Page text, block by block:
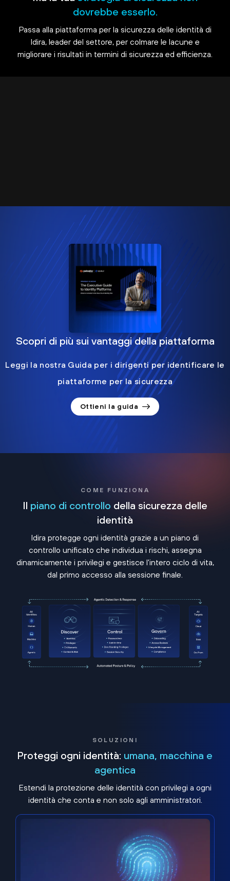
dovrebbe esserlo.
Passa alla piattaforma per la sicurezza delle identità di
Idira, leader del settore, per colmare le lacune e
migliorare i risultati in termini di sicurezza ed efficienza.
Scopri di più sui vantaggi della piattaforma
Leggi la nostra Guida per i dirigenti per identificare le
piattaforme per la sicurezza
Ottieni la guida
COME FUNZIONA
Il piano di controllo della sicurezza delle
identità
Idira protegge ogni identità grazie a un piano di
controllo unificato che individua i rischi, assegna
dinamicamente i privilegi e gestisce l'intero ciclo di vita,
dal primo accesso alla sessione finale.
SOLUZIONI
Proteggi ogni identità: umana, macchina e
agentica
Estendi la protezione delle identità con privilegi a ogni
identità che conta e non solo agli amministratori.